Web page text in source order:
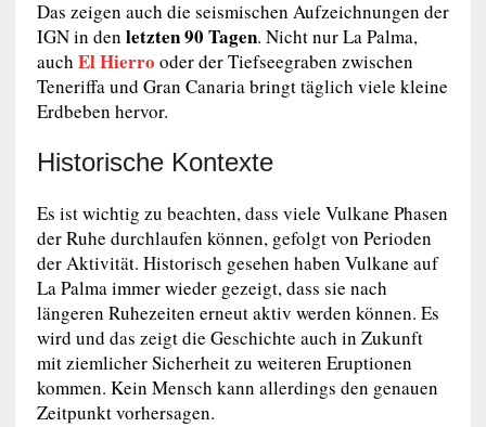
Das zeigen auch die seismischen Aufzeichnungen der
IGN in den letzten 90 Tagen. Nicht nur La Palma,
auch El Hierro oder der Tiefseegraben zwischen
Teneriffa und Gran Canaria bringt täglich viele kleine
Erdbeben hervor.
Historische Kontexte
Es ist wichtig zu beachten, dass viele Vulkane Phasen
der Ruhe durchlaufen können, gefolgt von Perioden
der Aktivität. Historisch gesehen haben Vulkane auf
La Palma immer wieder gezeigt, dass sie nach
längeren Ruhezeiten erneut aktiv werden können. Es
wird und das zeigt die Geschichte auch in Zukunft
mit ziemlicher Sicherheit zu weiteren Eruptionen
kommen. Kein Mensch kann allerdings den genauen
Zeitpunkt vorhersagen.